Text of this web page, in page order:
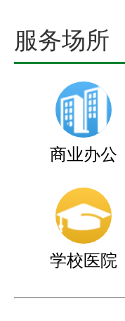
服务场所
商业办公
学校医院